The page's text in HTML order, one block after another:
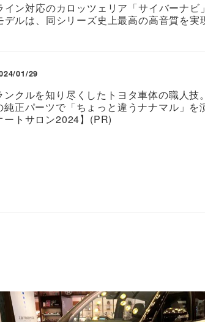
イン対応のカロッツェリア「サイバーナビ
デルは、同シリーズ史上最高の高音質を実
01/29
ンクルを知り尽くしたトヨタ車体の職人技
純正パーツで「ちょっと違うナナマル」を
ートサロン2024】(PR)